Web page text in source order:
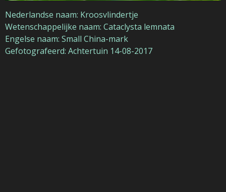
Nederlandse naam: Kroosvlindertje
Wetenschappelijke naam: Cataclysta lemnata
Engelse naam: Small China-mark
Gefotografeerd: Achtertuin 14-08-2017